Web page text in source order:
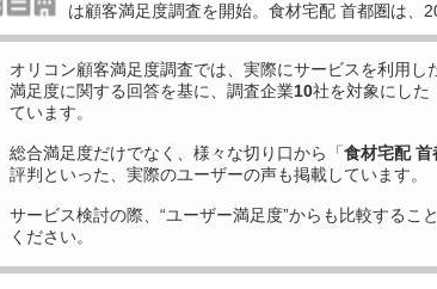
は顧客満足度調査を開始。食材宅配 首都圏は、
オリコン顧客満足度調査では、実際にサービスを利用し
満足度に関する回答を基に、調査企業10社を対象にした
ています。
総合満足度だけでなく、様々な切り口から「食材宅配 首
評判といった、実際のユーザーの声も掲載しています。
サービス検討の際、“ユーザー満足度”からも比較するこ
ください。